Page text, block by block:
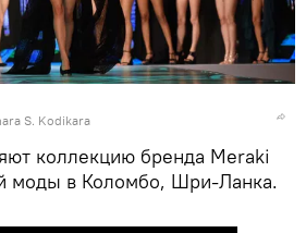
S. Kodikara
коллекцию бренда Meraki
моды в Коломбо, Шри-Ланка.